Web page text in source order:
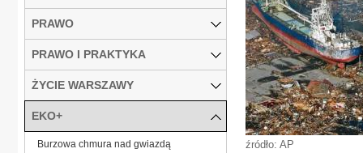
źródło: AP
PRAWO
PRAWO I PRAKTYKA
ŻYCIE WARSZAWY
EKO+
Burzowa chmura nad gwiazdą